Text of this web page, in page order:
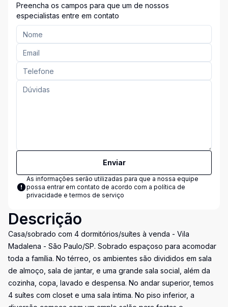
Preencha os campos para que um de nossos
especialistas entre em contato
Enviar
As informações serão utilizadas para que a nossa equipe
possa entrar em contato de acordo com a política de
privacidade e termos de serviço
Descrição
Casa/sobrado com 4 dormitórios/suítes à venda - Vila
Madalena - São Paulo/SP. Sobrado espaçoso para acomodar
toda a família. No térreo, os ambientes são divididos em sala
de almoço, sala de jantar, e uma grande sala social, além da
cozinha, copa, lavado e despensa. No andar superior, temos
4 suítes com closet e uma sala íntima. No piso inferior, a